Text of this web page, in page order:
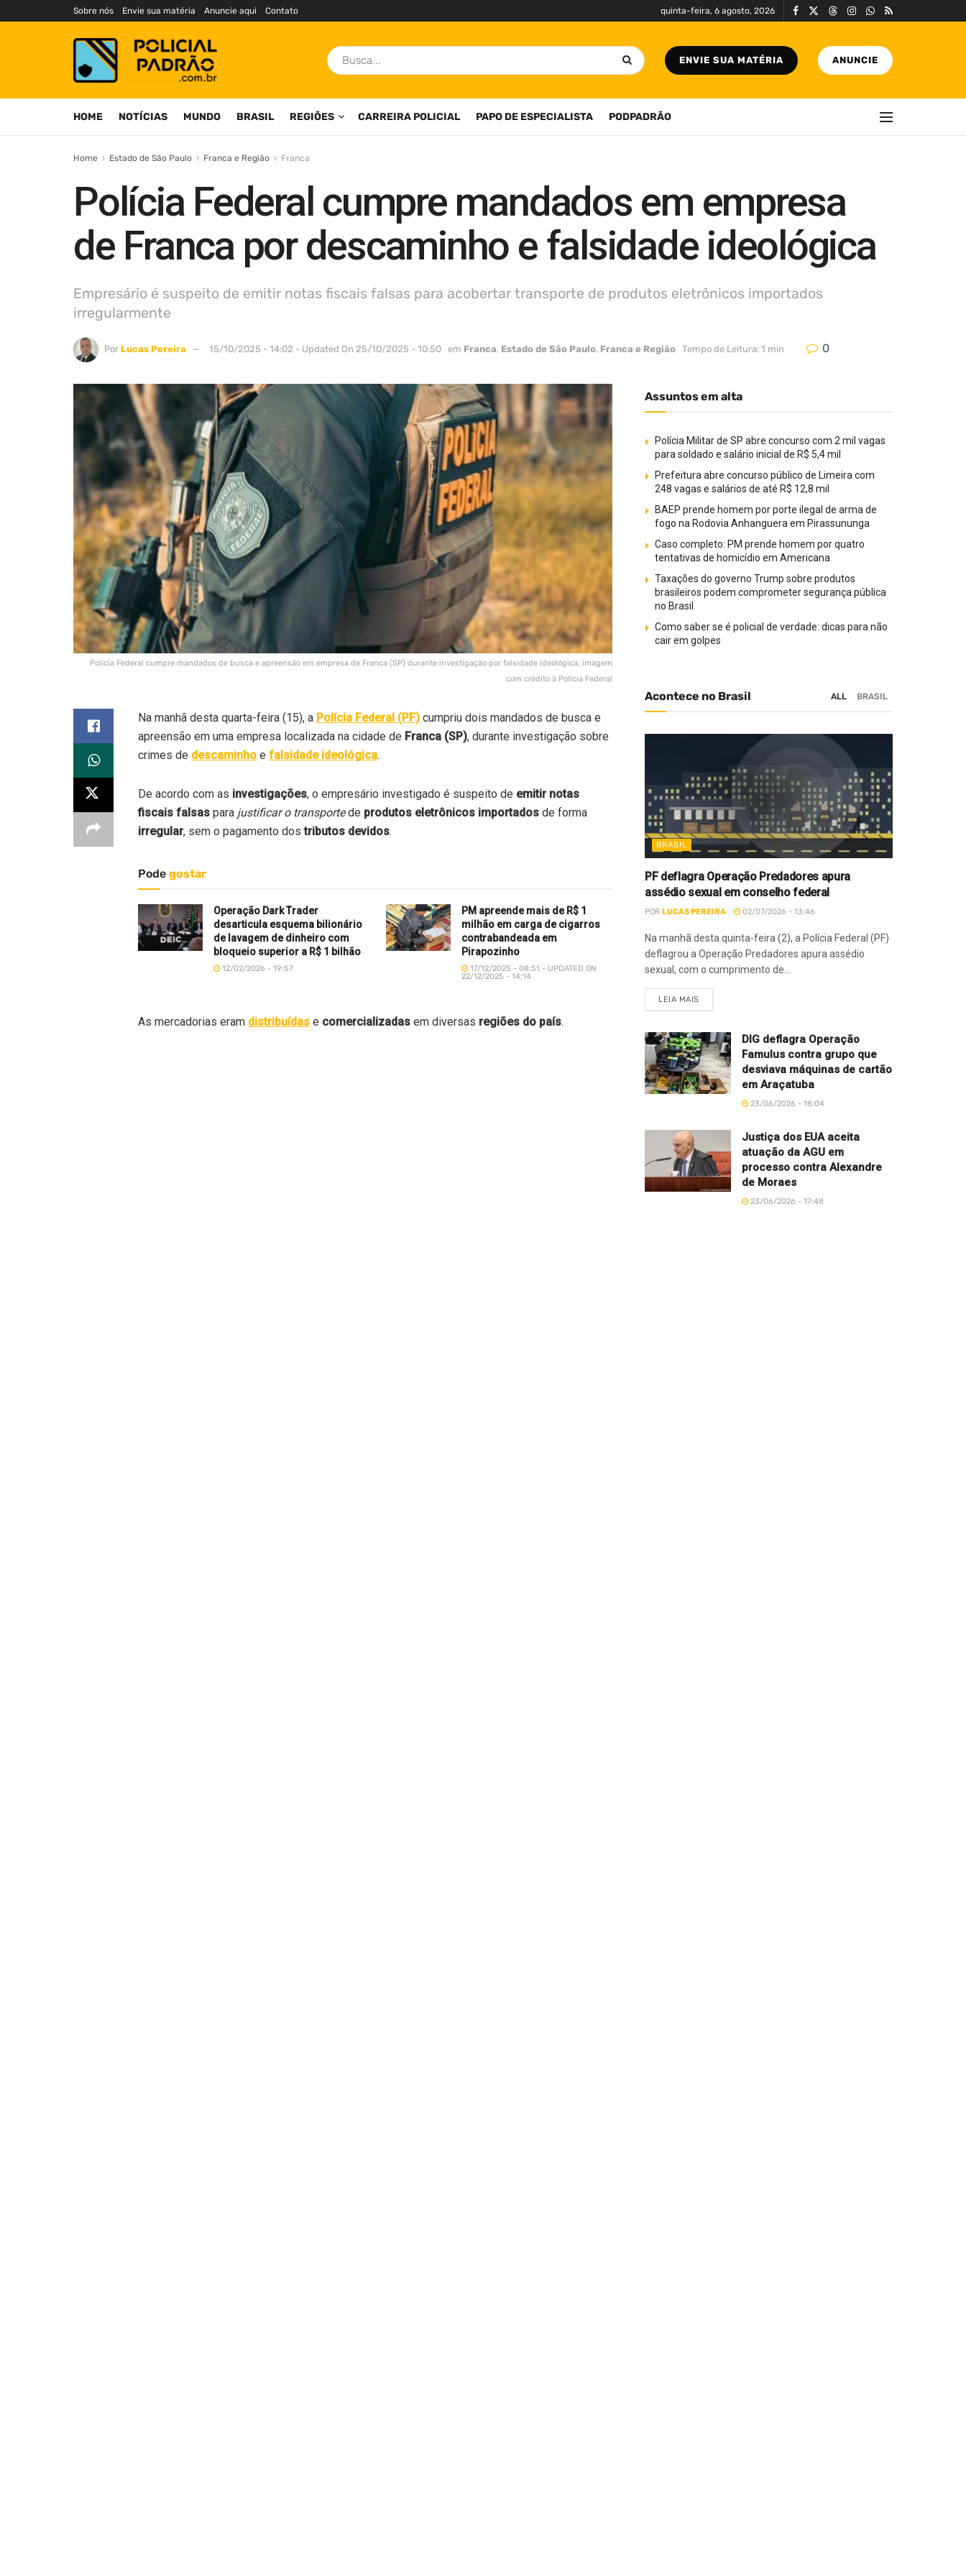
Sobre nós Envie sua matéria Anuncie aqui Contato quinta-feira, 6 agosto, 2026
ENVIE SUA MATÉRIA ANUNCIE
HOME NOTÍCIAS MUNDO BRASIL REGIÕES CARREIRA POLICIAL PAPO DE ESPECIALISTA PODPADRÃO
Home Estado de São Paulo Franca e Região Franca
Polícia Federal cumpre mandados em empresa
de Franca por descaminho e falsidade ideológica
Empresário é suspeito de emitir notas fiscais falsas para acobertar transporte de produtos eletrônicos importados
irregularmente
Por Lucas Pereira 15/10/2025 - 14:02 - Updated On 25/10/2025 - 10:50 em Franca, Estado de São Paulo, Franca e Região Tempo de Leitura: 1 min 0
Polícia Federal cumpre mandados de busca e apreensão em empresa de Franca (SP) durante investigação por falsidade ideológica; imagem
com crédito à Polícia Federal
Na manhã desta quarta-feira (15), a Polícia Federal (PF) cumpriu dois mandados de busca e
apreensão em uma empresa localizada na cidade de Franca (SP), durante investigação sobre
crimes de descaminho e falsidade ideológica.
De acordo com as investigações, o empresário investigado é suspeito de emitir notas
fiscais falsas para justificar o transportede produtos eletrônicos importados de forma
irregular, sem o pagamento dostributos devidos.
Pode gostar
Operação Dark Trader
desarticula esquema bilionário
de lavagem de dinheiro com
bloqueio superior a R$ 1 bilhão
12/02/2026 - 19:57
PM apreende mais de R$ 1
milhão em carga de cigarros
contrabandeada em
Pirapozinho
17/12/2025 - 08:51 - UPDATED ON
22/12/2025 - 14:14
As mercadorias eram distribuídas e comercializadas em diversas regiões do país.
Assuntos em alta
Polícia Militar de SP abre concurso com 2 mil vagas
para soldado e salário inicial de R$ 5,4 mil
Prefeitura abre concurso público de Limeira com
248 vagas e salários de até R$ 12,8 mil
BAEP prende homem por porte ilegal de arma de
fogo na Rodovia Anhanguera em Pirassununga
Caso completo: PM prende homem por quatro
tentativas de homicídio em Americana
Taxações do governo Trump sobre produtos
brasileiros podem comprometer segurança pública
no Brasil
Como saber se é policial de verdade: dicas para não
cair em golpes
Acontece no Brasil ALL BRASIL
BRASIL
PF deflagra Operação Predadores apura
assédio sexual em conselho federal
POR LUCAS PEREIRA 02/07/2026 - 13:46
Na manhã desta quinta-feira (2), a Polícia Federal (PF)
deflagrou a Operação Predadores apura assédio
sexual, com o cumprimento de...
LEIA MAIS
DIG deflagra Operação
Famulus contra grupo que
desviava máquinas de cartão
em Araçatuba
23/06/2026 - 18:04
Justiça dos EUA aceita
atuação da AGU em
processo contra Alexandre
de Moraes
23/06/2026 - 17:48